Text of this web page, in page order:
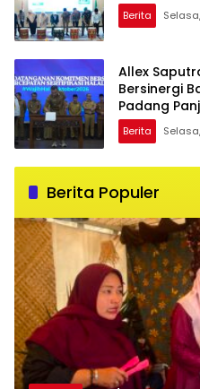
Berita
Allex
Bersinergi
Padang
Berita
Berita Populer